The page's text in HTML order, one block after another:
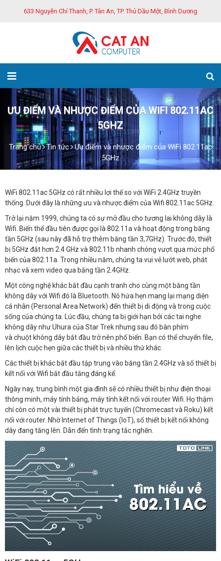
633 Nguyễn Chí Thanh, P. Tân An, TP. Thủ Dầu Một, Bình Dương
ƯU ĐIỂM VÀ NHƯỢC ĐIỂM CỦA WIFI 802.11AC
5GHZ
Trang chủ Tin tức
Ưu điểm và nhược điểm của WiFi 802.11ac
5GHz
WiFi 802.11ac 5GHz có rất nhiều lợi thế so với WiFi 2.4GHz truyền
thống. Dưới đây là những ưu và nhược điểm của Wifi 802.11ac 5GHz.
Trở lại năm 1999, chúng ta có sự mở đầu cho tương lai không dây là
Wifi. Biến thể đầu tiên được gọi là 802.11a và hoạt động trong băng
tần 5GHz (sau này đã hỗ trợ thêm băng tần 3,7GHz). Trước đó, thiết
bị 5GHz đắt hơn 2.4 GHz và 802.11b nhanh chóng vượt qua mức phổ
biến của 802.11a. Trong nhiều năm, chúng ta vui vẻ lướt web, phát
nhạc và xem video qua băng tần 2.4GHz.
Một công nghệ khác bắt đầu cạnh tranh cho cùng một băng tần
không dây với Wifi đó là Bluetooth. Nó hứa hẹn mang lại mạng diện
cá nhân (Personal Area Network) đến thiết bị di động và trong cuộc
sống của chúng ta. Lúc đầu, chúng ta bị giới hạn bởi các tai nghe
không dây như Uhura của Star Trek nhưng sau đó bàn phím
và chuột không dây bắt đầu trở nên phổ biến. Bạn có thể chuyển file,
lên lịch cuộc hẹn giữa các thiết bị và nhiều thứ khác.
Các thiết bị khác bắt đầu tập trung vào băng tần 2.4GHz và số thiết bị
kết nối với Wifi bắt đầu tăng đáng kể.
Ngày nay, trung bình một gia đình sẽ có nhiều thiết bị như điện thoại
thông minh, máy tính bảng, máy tính kết nối với router Wifi. Họ thậm
chí còn có một vài thiết bị phát trực tuyến (Chromecast và Roku) kết
nối với router. Nhờ Internet of Things (IoT), số thiết bị kết nối không
dây đang tăng lên. Dẫn đến tình trạng tắc nghẽn.